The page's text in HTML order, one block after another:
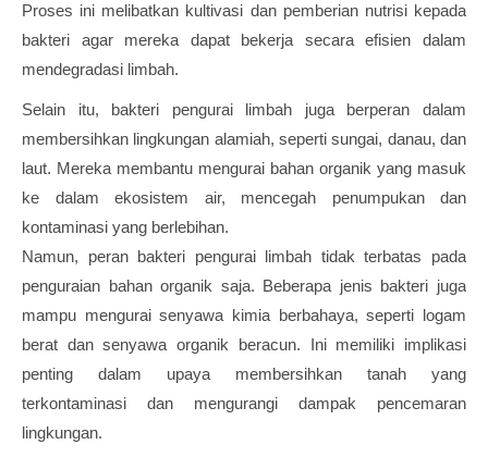
Proses ini melibatkan kultivasi dan pemberian nutrisi kepada
bakteri agar mereka dapat bekerja secara efisien dalam
mendegradasi limbah.
Selain itu, bakteri pengurai limbah juga berperan dalam
membersihkan lingkungan alamiah, seperti sungai, danau, dan
laut. Mereka membantu mengurai bahan organik yang masuk
ke dalam ekosistem air, mencegah penumpukan dan
kontaminasi yang berlebihan.
Namun, peran bakteri pengurai limbah tidak terbatas pada
penguraian bahan organik saja. Beberapa jenis bakteri juga
mampu mengurai senyawa kimia berbahaya, seperti logam
berat dan senyawa organik beracun. Ini memiliki implikasi
penting dalam upaya membersihkan tanah yang
terkontaminasi dan mengurangi dampak pencemaran
lingkungan.